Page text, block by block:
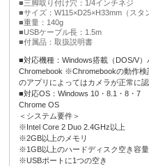
■三脚取り付け穴：1/4インチネジ
■サイズ：W115×D25×H33mm（スタ
■重量：140g
■USBケーブル長：1.5m
■付属品：取扱説明書
■対応機種：Windows搭載（DOS/V）
Chromebook ※Chromebookの動作検
のアプリによってはカメラが正常に
■対応OS：Windows 10・8.1・8・7
Chrome OS
＜システム要件＞
※Intel Core 2 Duo 2.4GHz以上
※2GB以上のメモリ
※1GB以上のハードディスク空き容量
※USBポートに1つの空き